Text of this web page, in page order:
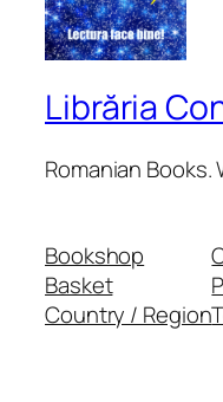
Librăria
Romanian Books.
Bookshop
Basket
Country / Region